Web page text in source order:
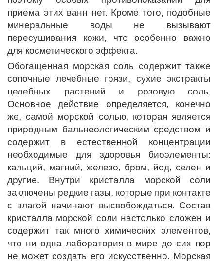
приема этих ванн нет. Кроме того, подобные
минеральные воды не вызывают
пересушивания кожи, что особенно важно
для косметического эффекта.
Обогащенная морская соль содержит также
сопочные лечебные грязи, сухие экстракты
целебных растений и розовую соль.
Основное действие определяется, конечно
же, самой морской солью, которая является
природным бальнеологическим средством и
содержит в естественной концентрации
необходимые для здоровья биоэлементы:
кальций, магний, железо, бром, йод, селен и
другие. Внутри кристалла морской соли
заключены редкие газы, которые при контакте
с влагой начинают высвобождаться. Состав
кристалла морской соли настолько сложен и
содержит так много химических элементов,
что ни одна лаборатория в мире до сих пор
не может создать его искусственно. Морская